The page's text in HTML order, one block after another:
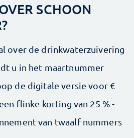
SCHOON
over de drinkwaterzuivering
u in het maartnummer
de digitale versie voor €
flinke korting van 25 % -
van twaalf nummers